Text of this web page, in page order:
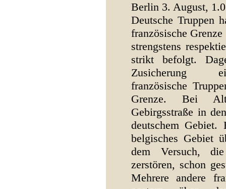
Berlin 3. August,
Deutsche Truppen
französische Grenze
strengstens
strikt befolgt.
Zusicherung
französische
Grenze. Bei
Gebirgsstraße in
deutschem Gebiet.
belgisches Gebiet
dem Versuch,
zerstören, schon
Mehrere andere